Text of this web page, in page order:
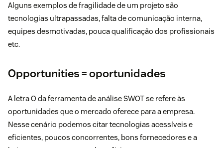
Alguns exemplos de fragilidade de um projeto são
tecnologias ultrapassadas,falta de comunicação interna,
equipes desmotivadas, pouca qualificação dos profissionais
etc.
Opportunities = oportunidades
A letra O da ferramenta de análise SWOT se refere às
oportunidades que o mercado oferece para a empresa.
Nesse cenário podemos citar tecnologias acessíveis e
eficientes, poucos concorrentes, bons fornecedores e a